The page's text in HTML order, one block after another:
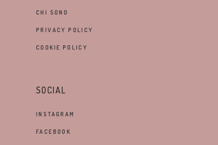
CHI SONO
PRIVACY POLICY
COOKIE POLICY
SOCIAL
INSTAGRAM
FACEBOOK